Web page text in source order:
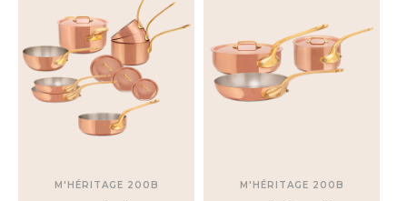
M'HÉRITAGE 200B M'HÉRITAGE 200B